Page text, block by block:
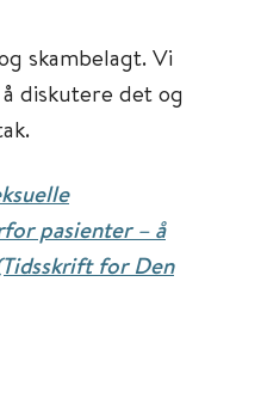
skambelagt. Vi
diskutere det og
pasienter – å
for Den